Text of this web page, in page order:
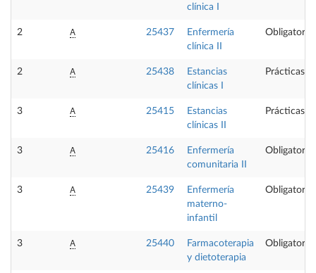
clínica I
2 A 25437
Enfermería
clínica II
Obligatoria
2 A 25438
Estancias
clínicas I
Prácticas
3 A 25415
Estancias
clínicas II
Prácticas
3 A 25416
Enfermería
comunitaria II
Obligatoria
3 A 25439
Enfermería
materno-
infantil
Obligatoria
3 A 25440
Farmacoterapia
y dietoterapia
Obligatoria